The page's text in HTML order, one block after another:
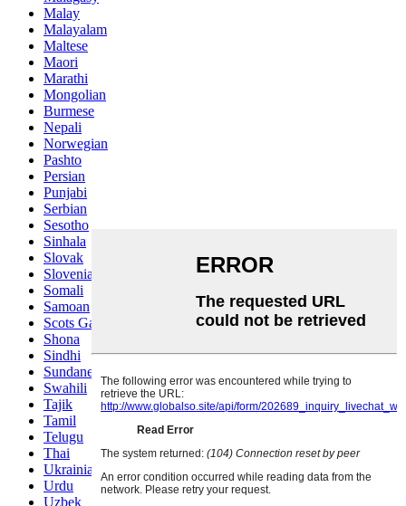
Malay
Malayalam
Maltese
Maori
Marathi
Mongolian
Burmese
Nepali
Norwegian
Pashto
Persian
Punjabi
Serbian
Sesotho
Sinhala
Slovak
Slovenian
Somali
Samoan
Scots Gaelic
Shona
Sindhi
Sundanese
Swahili
Tajik
Tamil
Telugu
Thai
Ukrainian
Urdu
Uzbek